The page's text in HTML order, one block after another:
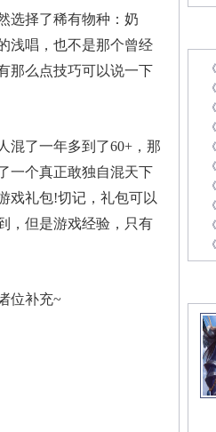
择了稀有物种：奶
浅唱，也不是那个曾经
那么点技巧可以说一下
了一年多到了60+，那
一个真正敢独自混天下
戏礼包!切记，礼包可以
，但是游戏经验，只有
位补充~